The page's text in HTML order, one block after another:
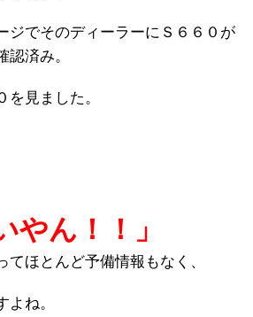
ジでそのディーラーにＳ６６０が
済み。
を見ました。
やん！！」
てほとんど予備情報もなく、
よね。